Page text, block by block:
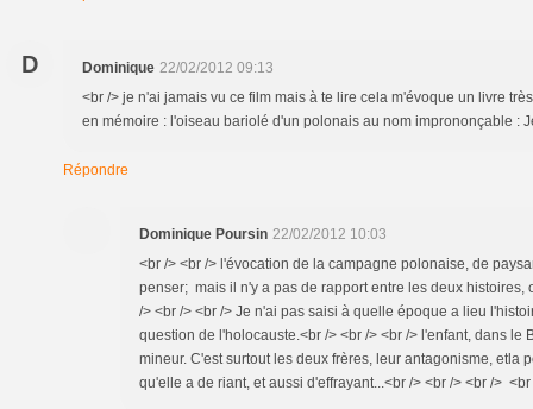
D Dominique 22/02/2012 09:13
<br /> je n'ai jamais vu ce film mais à te lire cela m'évoque un livre
en mémoire : l'oiseau bariolé d'un polonais au nom imprononçable :
Répondre
Dominique Poursin 22/02/2012 10:03
<br /> <br /> l'évocation de la campagne polonaise, de
penser; mais il n'y a pas de rapport entre les deux histoires,
/> <br /> <br /> Je n'ai pas saisi à quelle époque a lieu
question de l'holocauste.<br /> <br /> <br /> l'enfant, dans le
mineur. C'est surtout les deux frères, leur antagonisme, etla
qu'elle a de riant, et aussi d'effrayant...<br /> <br /> <br />